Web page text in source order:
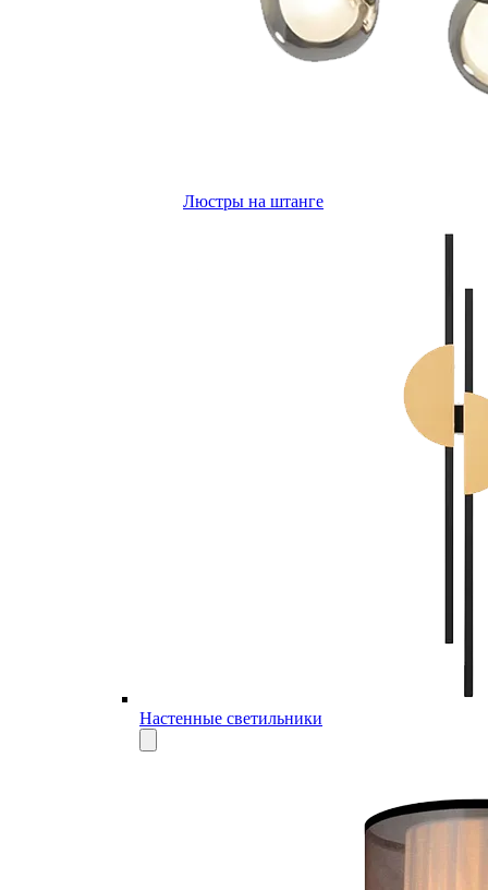
Люстры на штанге
Настенные светильники